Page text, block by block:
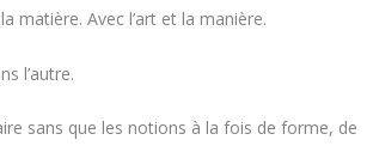
matière. Avec l’art et la manière.
l’autre.
sans que les notions à la fois de forme, de